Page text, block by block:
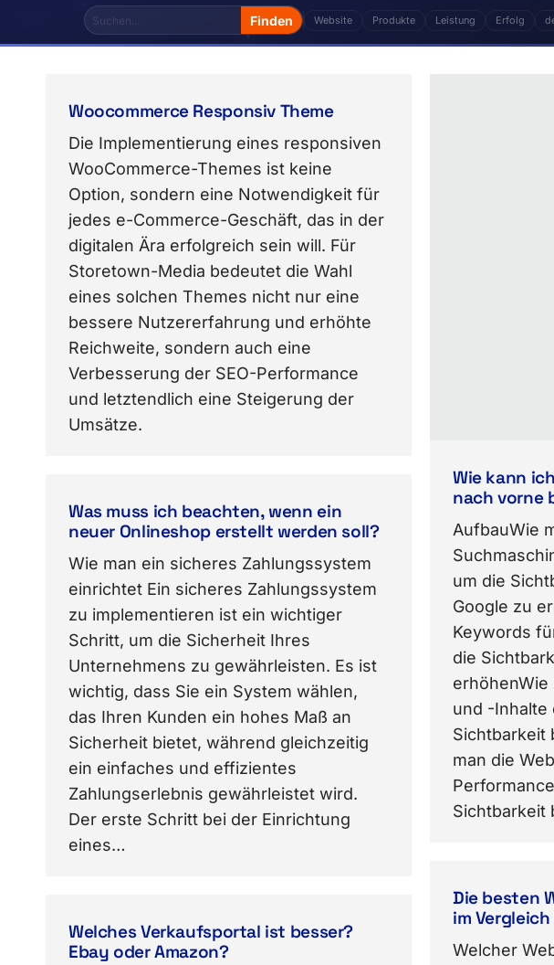
Website Produkte Leistung Erfolg
Woocommerce Responsiv Theme
Die Implementierung eines responsiven
WooCommerce-Themes ist keine
Option, sondern eine Notwendigkeit für
jedes e-Commerce-Geschäft, das in der
digitalen Ära erfolgreich sein will. Für
Storetown-Media bedeutet die Wahl
eines solchen Themes nicht nur eine
bessere Nutzererfahrung und erhöhte
Reichweite, sondern auch eine
Verbesserung der SEO-Performance
und letztendlich eine Steigerung der
Umsätze.
Wie kann
nach vorne
AufbauWie
um die
Google zu
Keywords
die
und -Inhalte
Sichtbarkeit
man die
Sichtbarkeit
Was muss ich beachten, wenn ein
neuer Onlineshop erstellt werden soll?
Wie man ein sicheres Zahlungssystem
einrichtet Ein sicheres Zahlungssystem
zu implementieren ist ein wichtiger
Schritt, um die Sicherheit Ihres
Unternehmens zu gewährleisten. Es ist
wichtig, dass Sie ein System wählen,
das Ihren Kunden ein hohes Maß an
Sicherheit bietet, während gleichzeitig
ein einfaches und effizientes
Zahlungserlebnis gewährleistet wird.
Der erste Schritt bei der Einrichtung
eines…
Die besten
im Vergleich
Welcher
Welches Verkaufsportal ist besser?
Ebay oder Amazon?